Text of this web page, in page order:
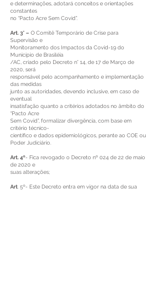
e determinações, adotará conceitos e orientações
constantes
no “Pacto Acre Sem Covid”.
Art. 3° – O Comitê Temporário de Crise para
Supervisão e
Monitoramento dos Impactos da Covid-19 do
Município de Brasiléia
/AC, criado pelo Decreto n° 14, de 17 de Março de
2020, será
responsável pelo acompanhamento e implementação
das medidas
junto as autoridades, devendo inclusive, em caso de
eventual
insatisfação quanto a critérios adotados no âmbito do
“Pacto Acre
Sem Covid”, formalizar divergência, com base em
critério técnico-
científico e dados epidemiológicos, perante ao COE ou
Poder Judiciário.
Art. 4º- Fica revogado o Decreto nº 024 de 22 de maio
de 2020 e
suas alterações;
Art. 5º- Este Decreto entra em vigor na data de sua